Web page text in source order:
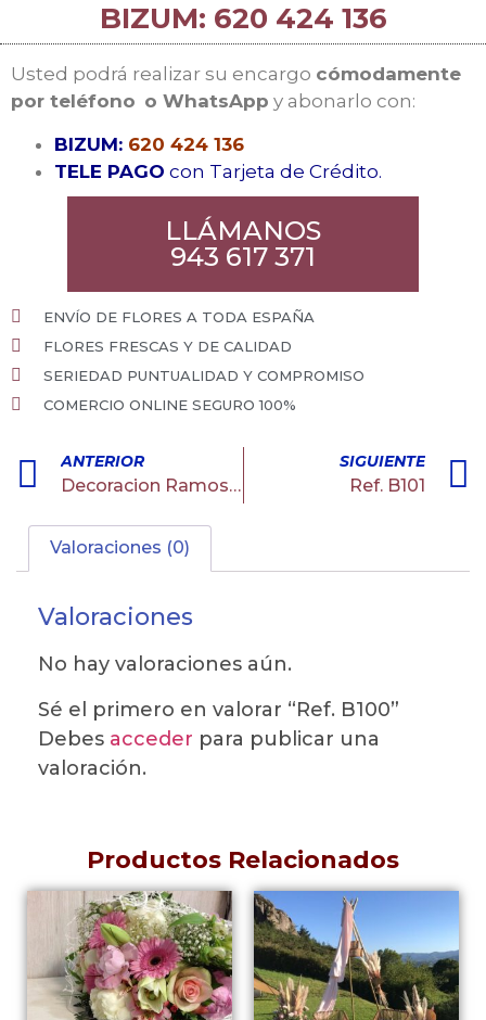
BIZUM: 620 424 136
Usted podrá realizar su encargo cómodamente
por teléfono o WhatsApp y abonarlo con:
BIZUM: 620 424 136
TELE PAGO con Tarjeta de Crédito.
LLÁMANOS
943 617 371
ENVÍO DE FLORES A TODA ESPAÑA
FLORES FRESCAS Y DE CALIDAD
SERIEDAD PUNTUALIDAD Y COMPROMISO
COMERCIO ONLINE SEGURO 100%
ANTERIOR
Decoracion Ramos Paniculata
SIGUIENTE
Ref. B101
Valoraciones (0)
Valoraciones
No hay valoraciones aún.
Sé el primero en valorar “Ref. B100”
Debes acceder para publicar una
valoración.
Productos Relacionados